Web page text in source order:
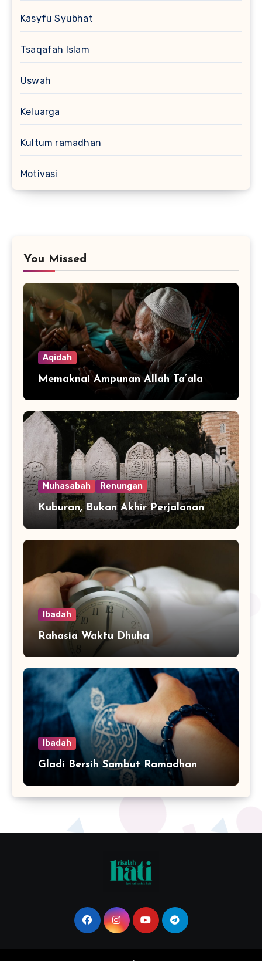
Kasyfu Syubhat
Tsaqafah Islam
Uswah
Keluarga
Kultum ramadhan
Motivasi
You Missed
Aqidah
Memaknai Ampunan Allah Ta’ala
Muhasabah Renungan
Kuburan, Bukan Akhir Perjalanan
Ibadah
Rahasia Waktu Dhuha
Ibadah
Gladi Bersih Sambut Ramadhan